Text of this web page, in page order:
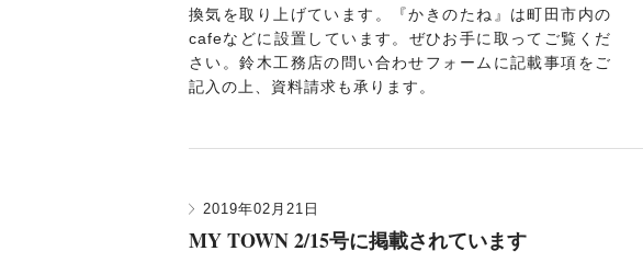
換気を取り上げています。『かきのたね』は町田市内の
cafeなどに設置しています。ぜひお手に取ってご覧くだ
さい。鈴木工務店の問い合わせフォームに記載事項をご
記入の上、資料請求も承ります。
MY TOWN 2/15号に掲載されています
2019年02月21日